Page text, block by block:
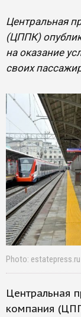
Центральная
(ЦППК)
на оказание
своих
Photo: estatepress.ru
Центральная
компания